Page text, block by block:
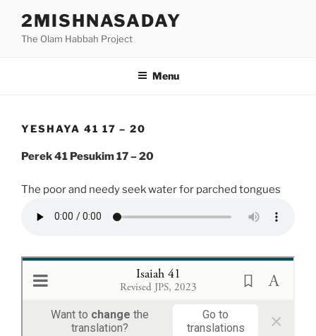
content
2MISHNASADAY
The Olam Habbah Project
Menu
YESHAYA 41 17 – 20
Perek 41 Pesukim 17 – 20
The poor and needy seek water for parched tongues